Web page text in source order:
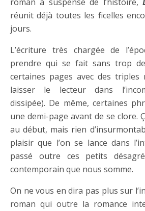
réunit déjà toutes les ficelles
jours.
L’écriture très chargée de
prendre qui se fait sans trop de
certaines pages avec des triples
laisser le lecteur dans
dissipée). De même, certaines
une demi-page avant de se clore.
au début, mais rien
plaisir que l’on se lance dans
passé outre ces petits
contemporain que nous somme.
On ne vous en dira pas plus sur
roman qui outre la romance